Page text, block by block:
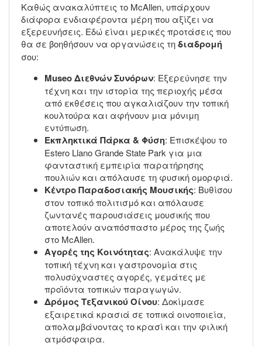
Καθώς ανακαλύπτεις το McAllen, υπάρχουν
διάφορα ενδιαφέροντα μέρη που αξίζει να
εξερευνήσεις. Εδώ είναι μερικές προτάσεις που
θα σε βοηθήσουν να οργανώσεις τηδιαδρομή
σου:
Museo Διεθνών Συνόρων: Εξερεύνησε την
τέχνη και την ιστορία της περιοχής μέσα
από εκθέσεις που αγκαλιάζουν την τοπική
κουλτούρα και αφήνουν μια μόνιμη
εντύπωση.
Εκπληκτικά Πάρκα & Φύση: Επισκέψου το
Estero Llano Grande State Park για μια
φανταστική εμπειρία παρατήρησης
πουλιών και απόλαυσε τη φυσική ομορφιά.
Κέντρο Παραδοσιακής Μουσικής: Βυθίσου
στον τοπικό πολιτισμό και απόλαυσε
ζωντανές παρουσιάσεις μουσικής που
αποτελούν αναπόσπαστο μέρος της ζωής
στο McAllen.
Αγορές της Κοινότητας: Ανακάλυψε την
τοπική τέχνη και γαστρονομία στις
πολυσύχναστες αγορές, γεμάτες με
προϊόντα τοπικών παραγωγών.
Δρόμος Τεξανικού Οίνου: Δοκίμασε
εξαιρετικά κρασιά σε τοπικά οινοποιεία,
απολαμβάνοντας το κρασί και την φιλική
ατμόσφαιρα.